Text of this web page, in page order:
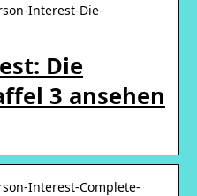
Interest-Die-
Die
3 ansehen
Interest-Complete-